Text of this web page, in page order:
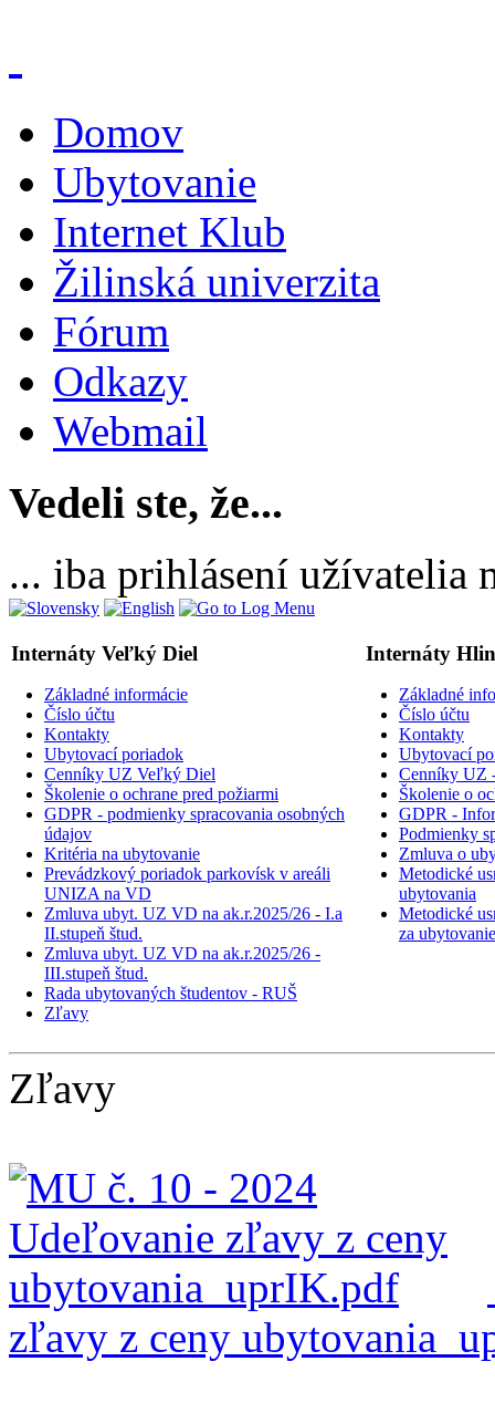
Domov
Ubytovanie
Internet Klub
Žilinská univerzita
Fórum
Odkazy
Webmail
Vedeli ste, že...
... iba prihlásení užívatelia
Internáty Veľký Diel Internáty
Základné informácie
Číslo účtu
Kontakty
Ubytovací poriadok
Cenníky UZ Veľký Diel
Školenie o ochrane pred požiarmi
GDPR - podmienky spracovania osobných
údajov
Kritéria na ubytovanie
Prevádzkový poriadok parkovísk v areáli
UNIZA na VD
Zmluva ubyt. UZ VD na ak.r.2025/26 - I.a
II.stupeň štud.
Zmluva ubyt. UZ VD na ak.r.2025/26 -
III.stupeň štud.
Rada ubytovaných študentov - RUŠ
Zľavy
Základné
Číslo účtu
Kontakty
Ubytovací
Cenníky UZ
Školenie o
GDPR -
Podmienky
Zmluva o
Metodické
ubytovania
Metodické
za ubytovanie
Zľavy
zľavy z ceny